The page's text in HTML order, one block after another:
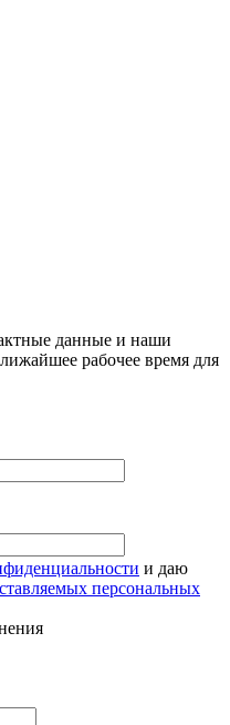
данные и наши
рабочее время для
и даю
персональных